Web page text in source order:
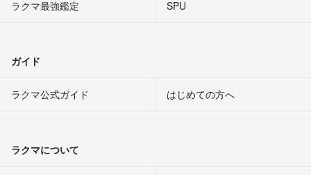
ラクマ最強鑑定
SPU
ガイド
ラクマ公式ガイド はじめての方へ
ラクマについて